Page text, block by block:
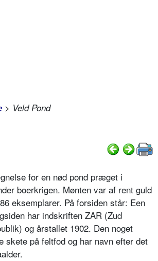
> Veld Pond
for en nød pond præget i
boerkrigen. Mønten var af rent guld
eksemplarer. På forsiden står: Een
har indskriften ZAR (Zud
og årstallet 1902. Den noget
skete på feltfod og har navn efter det